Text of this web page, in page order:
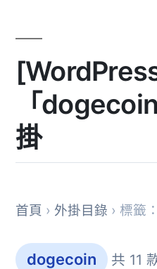
「
掛
首頁 › 外掛目錄 › 標籤
dogecoin 共 11